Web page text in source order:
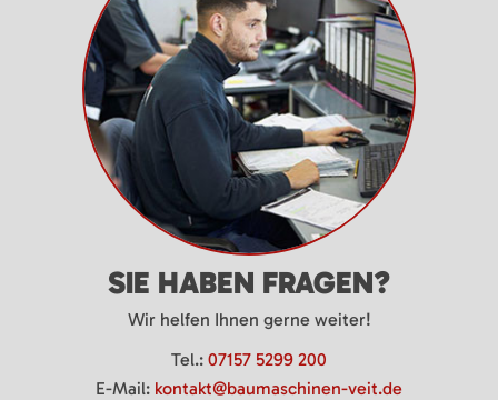
SIE HABEN FRAGEN?
Wir helfen Ihnen gerne weiter!
Tel.: 07157 5299 200
E-Mail: kontakt@baumaschinen-veit.de